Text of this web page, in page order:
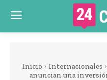
Inicio Internacionales
anuncian una